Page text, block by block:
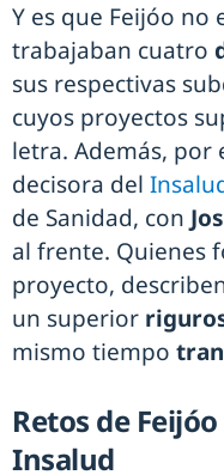
Y es que Feijóo no
trabajaban cuatro
sus respectivas
cuyos proyectos
letra. Además, por
decisora del
de Sanidad, con
al frente. Quienes
proyecto,
un superior
mismo tiempo
Retos de
Insalud